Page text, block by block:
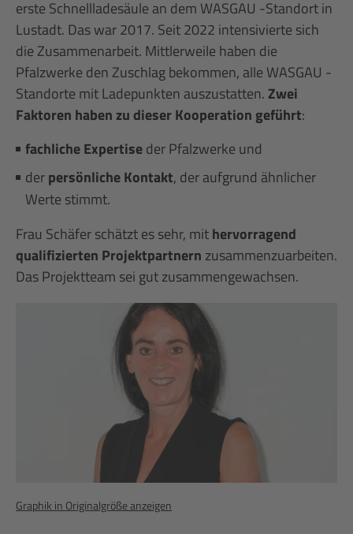
erste Schnellladesäule an dem WASGAU -Standort in
Lustadt. Das war 2017. Seit 2022 intensivierte sich
die Zusammenarbeit. Mittlerweile haben die
Pfalzwerke den Zuschlag bekommen, alle WASGAU -
Standorte mit Ladepunkten auszustatten. Zwei
Faktoren haben zu dieser Kooperation geführt:
fachliche Expertiseder Pfalzwerke und
derpersönliche Kontakt, der aufgrund ähnlicher
Werte stimmt.
Frau Schäfer schätzt es sehr, mithervorragend
qualifizierten Projektpartnern zusammenzuarbeiten.
Das Projektteam sei gut zusammengewachsen.
Graphik in Originalgröße anzeigen